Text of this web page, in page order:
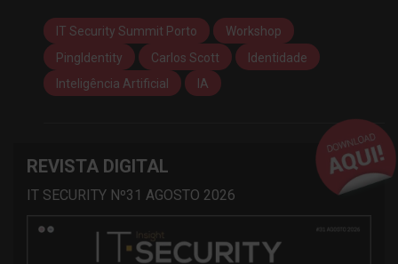
IT Security Summit Porto
Workshop
PingIdentity
Carlos Scott
Identidade
Inteligência Artificial
IA
REVISTA DIGITAL
IT SECURITY Nº31 AGOSTO 2026